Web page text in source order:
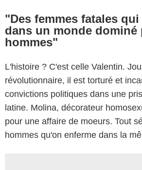
"Des femmes fatales
dans un monde dominé
hommes"
L'histoire ? C'est celle Valentin.
révolutionnaire, il est torturé et
convictions politiques dans une
latine. Molina, décorateur
pour une affaire de moeurs. Tout
hommes qu'on enferme dans la